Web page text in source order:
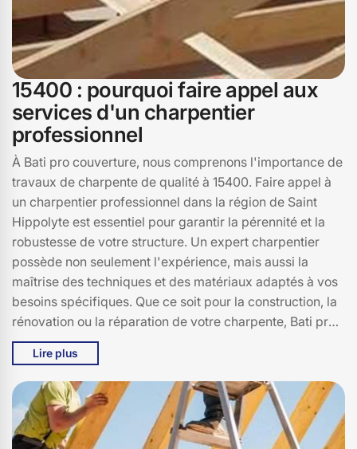
15400 : pourquoi faire appel aux
services d'un charpentier
professionnel
À Bati pro couverture, nous comprenons l'importance de
travaux de charpente de qualité à 15400. Faire appel à
un charpentier professionnel dans la région de Saint
Hippolyte est essentiel pour garantir la pérennité et la
robustesse de votre structure. Un expert charpentier
possède non seulement l'expérience, mais aussi la
maîtrise des techniques et des matériaux adaptés à vos
besoins spécifiques. Que ce soit pour la construction, la
rénovation ou la réparation de votre charpente, Bati pro
couverture s'engage à fournir un service personnalisé et
de haute qualité. À 15400, la sécurité et la durabilité de
votre toit dépendent largement de la compétence de
votre charpentier. En choisissant Bati pro couverture,
vous bénéficiez de l'expertise d'artisans qualifiés qui
veillent à chaque détail, de la conception à la réalisation.
Lire plus